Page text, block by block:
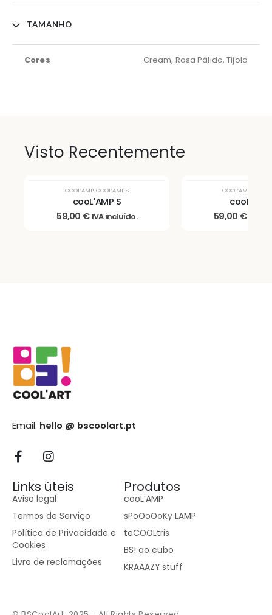
TAMANHO
Cores Cream, Rosa Pálido, Tijolo
Visto Recentemente
COOL’AMP,COOL’AMP S
cooL'AMP S
59,00 € IVA incluído.
COOL’AMP
59,00 €
Email: hello @ bscoolart.pt
Links úteis
Aviso legal
Termos de Serviço
Política de Privacidade e
Cookies
Livro de reclamações
Produtos
cooL’AMP
sPoOoOoKy LAMP
teCOOLtris
BS! ao cubo
KRAAAZY stuff